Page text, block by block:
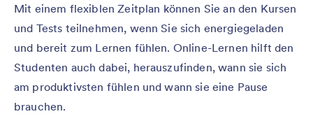
Mit einem flexiblen Zeitplan können Sie an den Kursen
und Tests teilnehmen, wenn Sie sich energiegeladen
und bereit zum Lernen fühlen. Online-Lernen hilft den
Studenten auch dabei, herauszufinden, wann sie sich
am produktivsten fühlen und wann sie eine Pause
brauchen.